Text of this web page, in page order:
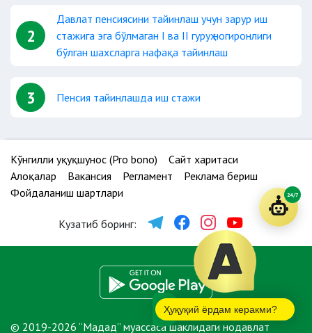
2
Давлат пенсиясини тайинлаш учун зарур иш
стажига эга бўлмаган I ва II гуруҳ ногиронлиги
бўлган шахсларга нафақа тайинлаш
3 Пенсия тайинлашда иш стажи
Кўнгилли ҳуқуқшунос (Pro bono)
Сайт харитаси
Алоқалар
Вакансия Регламент
Реклама бериш
Фойдаланиш шартлари
Кузатиб боринг:
© 2019-2026 “Мадад” муассаса шаклидаги нодавлат
Ҳуқуқий ёрдам керакми?
24/7